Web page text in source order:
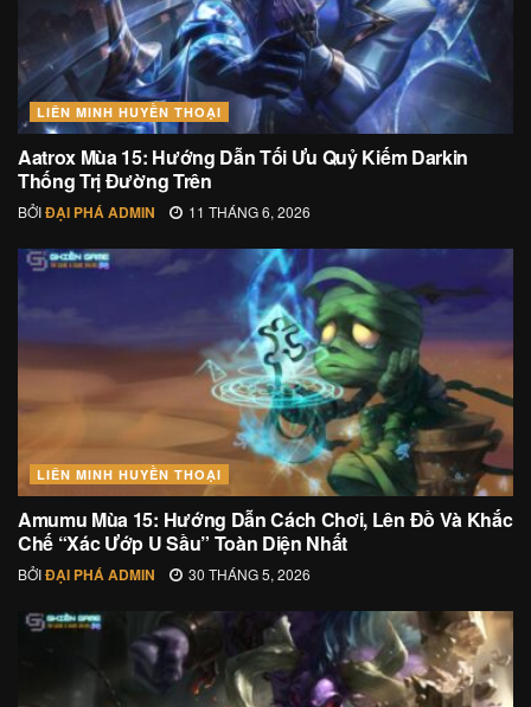
LIÊN MINH HUYỀN THOẠI
Aatrox Mùa 15: Hướng Dẫn Tối Ưu Quỷ Kiếm Darkin
Thống Trị Đường Trên
BỞIĐẠI PHÁ ADMIN 11 THÁNG 6, 2026
LIÊN MINH HUYỀN THOẠI
Amumu Mùa 15: Hướng Dẫn Cách Chơi, Lên Đồ Và Khắc
Chế “Xác Ướp U Sầu” Toàn Diện Nhất
BỞIĐẠI PHÁ ADMIN 30 THÁNG 5, 2026